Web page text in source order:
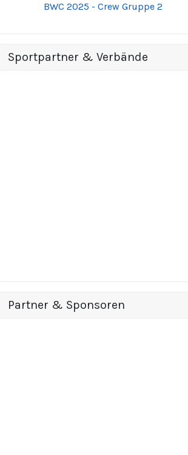
BWC 2025 - Crew Gruppe 2
Sportpartner & Verbände
Partner & Sponsoren